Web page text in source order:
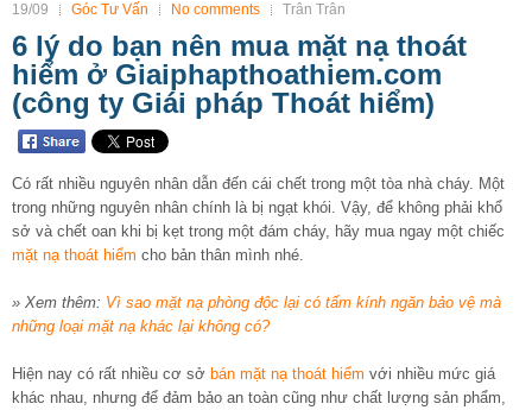
19/09 Góc Tư Vấn No comments Trân Trân
6 lý do bạn nên mua mặt nạ thoát
hiểm ở Giaiphapthoathiem.com
(công ty Giái pháp Thoát hiểm)
Có rất nhiều nguyên nhân dẫn đến cái chết trong một tòa nhà cháy. Một
trong những nguyên nhân chính là bị ngạt khói. Vậy, để không phải khổ
sở và chết oan khi bị kẹt trong một đám cháy, hãy mua ngay một chiếc
mặt nạ thoát hiểm cho bản thân mình nhé.
» Xem thêm: Vì sao mặt nạ phòng độc lại có tấm kính ngăn bảo vệ mà
những loại mặt nạ khác lại không có?
Hiện nay có rất nhiều cơ sở bán mặt nạ thoát hiểm với nhiều mức giá
khác nhau, nhưng để đảm bảo an toàn cũng như chất lượng sản phẩm,